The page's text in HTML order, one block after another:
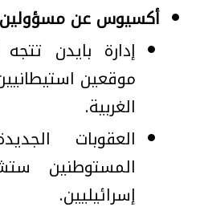
أكسيوس عن مسؤولين
إدارة بايدن
موقعين
الغربية.
العقوبات
إسرائيليين.